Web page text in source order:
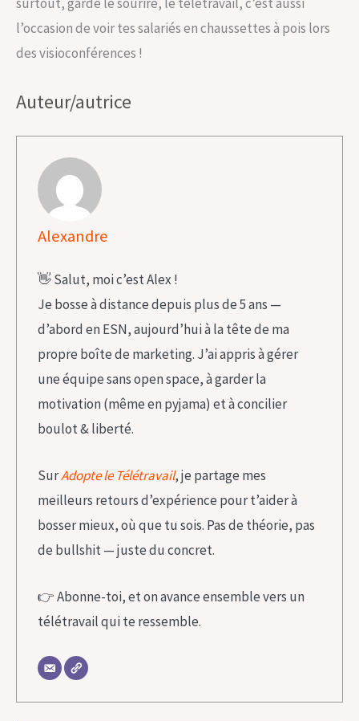
l’occasion de voir tes salariés en chaussettes à pois lors
des visioconférences !
Auteur/autrice
Alexandre
👋 Salut, moi c’est Alex !
Je bosse à distance depuis plus de 5 ans —
d’abord en ESN, aujourd’hui à la tête de ma
propre boîte de marketing. J’ai appris à gérer
une équipe sans open space, à garder la
motivation (même en pyjama) et à concilier
boulot & liberté.
SurAdopte le Télétravail, je partage mes
meilleurs retours d’expérience pour t’aider à
bosser mieux, où que tu sois. Pas de théorie, pas
de bullshit — juste du concret.
👉 Abonne-toi, et on avance ensemble vers un
télétravail qui te ressemble.